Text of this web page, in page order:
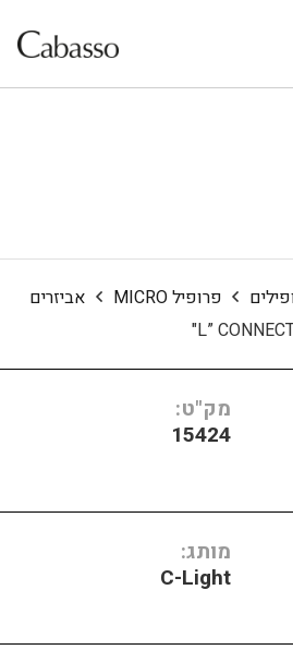
פרופיל MICRO
אביזרים
L”
מק"ט:
15424
מותג:
C-Light